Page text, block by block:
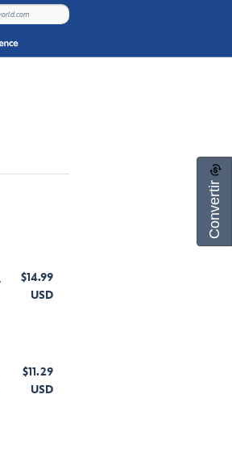
$14.99
USD
$11.29
USD
Convertir